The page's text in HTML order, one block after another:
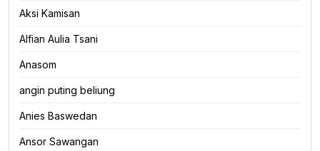
Aksi Kamisan
Alfian Aulia Tsani
Anasom
angin puting beliung
Anies Baswedan
Ansor Sawangan